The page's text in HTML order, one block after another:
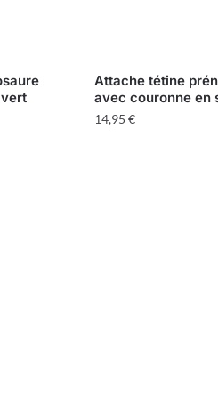
Attache tétine
avec couronne en
14,95 €